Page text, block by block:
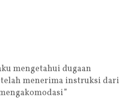
mengetahui dugaan
menerima instruksi dari